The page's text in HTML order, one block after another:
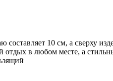
10 см, а сверху
в любом месте, а